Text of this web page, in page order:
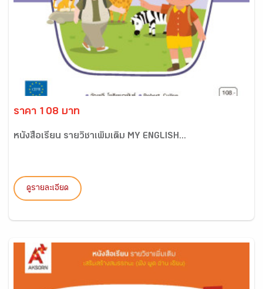
ราคา 108 บาท
หนังสือเรียน รายวิชาเพิ่มเติม MY ENGLISH...
ดูรายละเอียด